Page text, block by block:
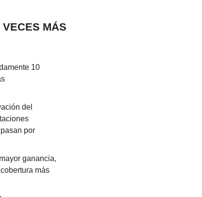
MÁS
10
del
por
ganancia,
más